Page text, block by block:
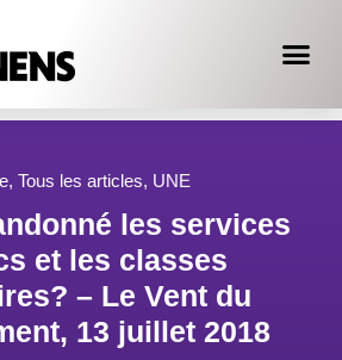
, Tous les articles, UNE
les services
et les classes
– Le Vent du
13 juillet 2018